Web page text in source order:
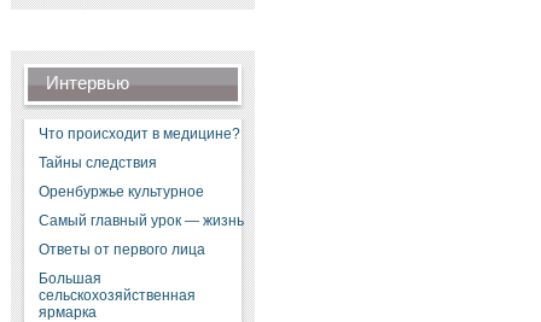
Интервью
Что происходит в медицине?
Тайны следствия
Оренбуржье культурное
Самый главный урок — жизнь
Ответы от первого лица
Большая
сельскохозяйственная
ярмарка